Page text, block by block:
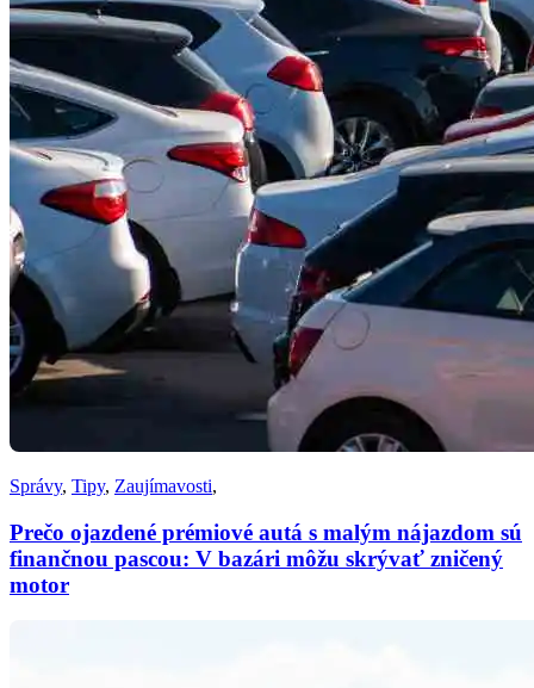
Správy, Tipy, Zaujímavosti,
Prečo ojazdené prémiové autá s malým nájazdom sú
finančnou pascou: V bazári môžu skrývať zničený
motor